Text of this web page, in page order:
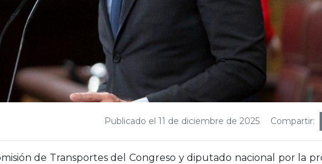
Compartir:
Publicado el 11 de diciembre de 2025
de Transportes del Congreso y diputado nacional por la